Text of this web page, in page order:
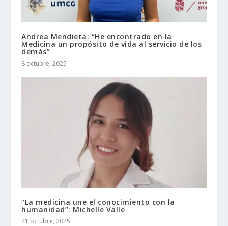
Andrea Mendieta: “He encontrado en la
Medicina un propósito de vida al servicio de los
demás”
8 octubre, 2025
“La medicina une el conocimiento con la
humanidad”: Michelle Valle
21 octubre, 2025